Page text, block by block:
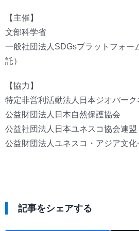
【主催】
文部科学省
一般社団法人SDGsプラットフォー
託）
【協力】
特定非営利活動法人日本ジオパーク
公益財団法人日本自然保護協会
公益社団法人日本ユネスコ協会連盟
公益財団法人ユネスコ・アジア文化
記事をシェアする